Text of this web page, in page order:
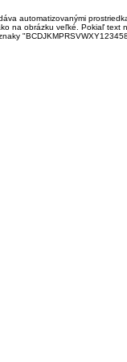
automatizovanými
na obrázku veľké. Pokiaľ text